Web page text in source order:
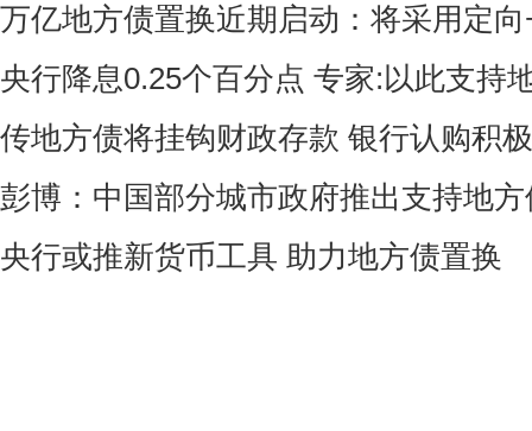
万亿地方债置换近期启动：将采用定
央行降息0.25个百分点 专家:以此支持
传地方债将挂钩财政存款 银行认购积
彭博：中国部分城市政府推出支持地
央行或推新货币工具 助力地方债置换